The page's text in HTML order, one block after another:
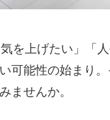
を上げたい」「
可能性の始まり
ませんか。